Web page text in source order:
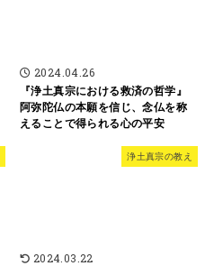
2024.04.26
『浄土真宗における救済の哲学』
阿弥陀仏の本願を信じ、念仏を称
えることで得られる心の平安
浄土真宗の教え
2024.03.22